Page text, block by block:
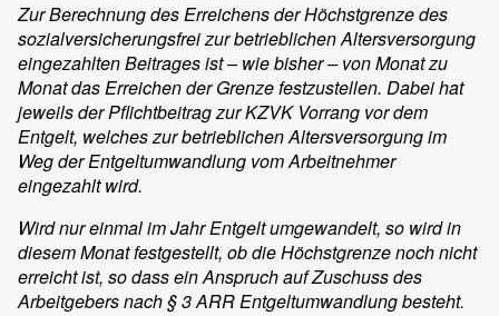
Zur Berechnung des Erreichens der Höchstgrenze des
sozialversicherungsfrei zur betrieblichen Altersversorgung
eingezahlten Beitrages ist – wie bisher – von Monat zu
Monat das Erreichen der Grenze festzustellen. Dabei hat
jeweils der Pflichtbeitrag zur KZVK Vorrang vor dem
Entgelt, welches zur betrieblichen Altersversorgung im
Weg der Entgeltumwandlung vom Arbeitnehmer
eingezahlt wird.
Wird nur einmal im Jahr Entgelt umgewandelt, so wird in
diesem Monat festgestellt, ob die Höchstgrenze noch nicht
erreicht ist, so dass ein Anspruch auf Zuschuss des
Arbeitgebers nach § 3 ARR Entgeltumwandlung besteht.